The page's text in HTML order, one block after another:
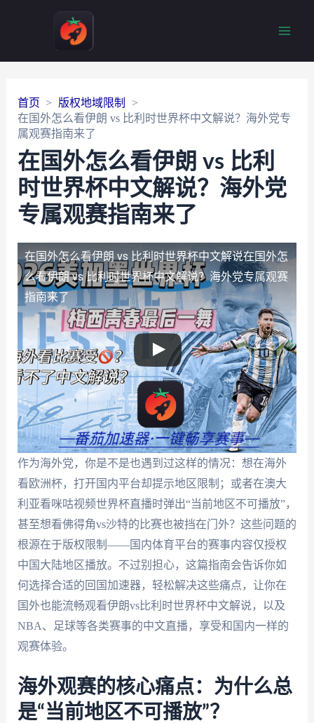
首页
版权地域限制
在国外怎么看伊朗 vs 比利时世界杯中文解说？海外党专
属观赛指南来了
在国外怎么看伊朗 vs 比利
时世界杯中文解说？海外党
专属观赛指南来了
在国外怎么看伊朗 vs 比利时世界杯中文解说在国外怎
么看伊朗 vs 比利时世界杯中文解说？海外党专属观赛
指南来了
作为海外党，你是不是也遇到过这样的情况：想在海外
看欧洲杯，打开国内平台却提示地区限制；或者在澳大
利亚看咪咕视频世界杯直播时弹出“当前地区不可播放”，
甚至想看佛得角vs沙特的比赛也被挡在门外？这些问题的
根源在于版权限制——国内体育平台的赛事内容仅授权
中国大陆地区播放。不过别担心，这篇指南会告诉你如
何选择合适的回国加速器，轻松解决这些痛点，让你在
国外也能流畅观看伊朗vs比利时世界杯中文解说，以及
NBA、足球等各类赛事的中文直播，享受和国内一样的
观赛体验。
海外观赛的核心痛点：为什么总
是“当前地区不可播放”？